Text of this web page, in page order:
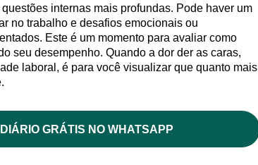
internas mais profundas. Pode haver um
no trabalho e desafios emocionais ou
Este é um momento para avaliar como
seu desempenho. Quando a dor der as caras,
laboral, é para você visualizar que quanto mais
GRÁTIS NO WHATSAPP